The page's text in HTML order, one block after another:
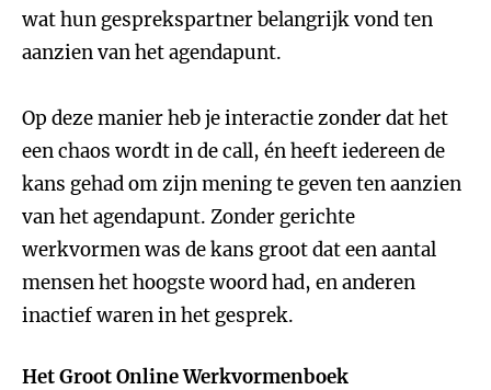
wat hun gesprekspartner belangrijk vond ten
aanzien van het agendapunt.
Op deze manier heb je interactie zonder dat het
een chaos wordt in de call, én heeft iedereen de
kans gehad om zijn mening te geven ten aanzien
van het agendapunt. Zonder gerichte
werkvormen was de kans groot dat een aantal
mensen het hoogste woord had, en anderen
inactief waren in het gesprek.
Het Groot Online Werkvormenboek